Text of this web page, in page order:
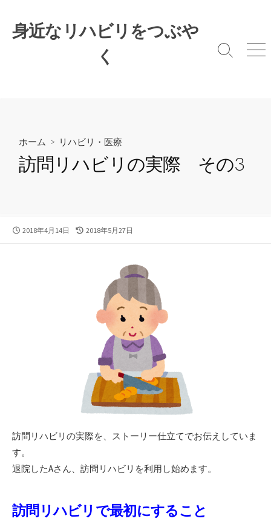
ス
身近なリハビリをつぶや
く
検
メ
ホーム > リハビリ・医療
訪問リハビリの実際 その3
公
2018年4月14日
最
2018年5月27日
訪問リハビリの実際を、ストーリー仕立てでお伝えしていま
す。
退院したAさん、訪問リハビリを利用し始めます。
訪問リハビリで最初にすること